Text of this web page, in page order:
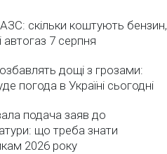
скільки коштують бензин,
автогаз 7 серпня
дощі з грозами:
погода в Україні сьогодні
подача заяв до
що треба знати
2026 року